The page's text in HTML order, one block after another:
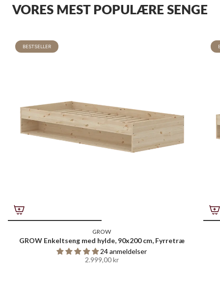
VORES MEST POPULÆRE SENGE
BESTSELLER
GROW
GROW Enkeltseng med hylde, 90x200 cm, Fyrretræ
24 anmeldelser
2.999,00 kr